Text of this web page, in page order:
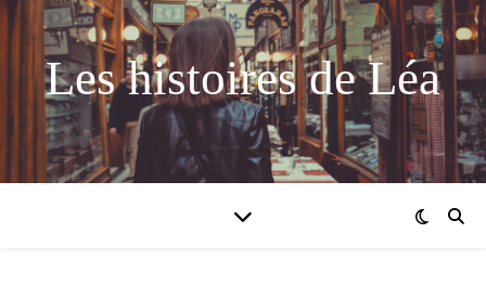
Les histoires de Léa